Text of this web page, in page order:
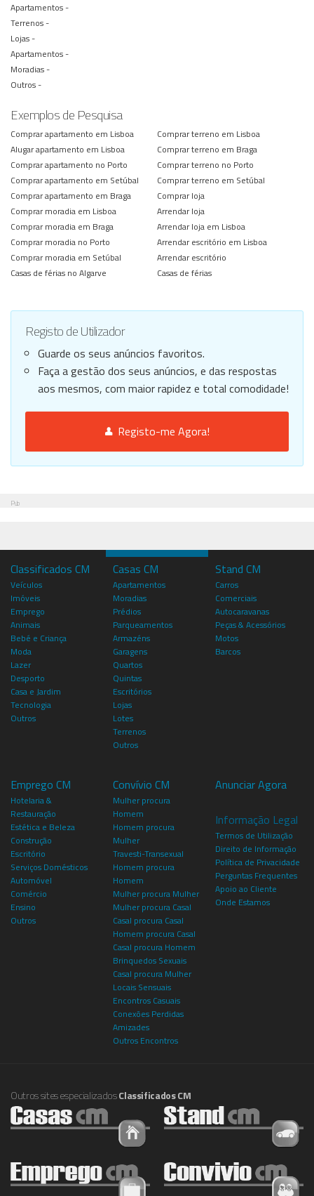
Apartamentos -
Terrenos -
Lojas -
Apartamentos -
Moradias -
Outros -
Exemplos de Pesquisa
Comprar apartamento em Lisboa
Alugar apartamento em Lisboa
Comprar apartamento no Porto
Comprar apartamento em Setúbal
Comprar apartamento em Braga
Comprar moradia em Lisboa
Comprar moradia em Braga
Comprar moradia no Porto
Comprar moradia em Setúbal
Casas de férias no Algarve
Comprar terreno em Lisboa
Comprar terreno em Braga
Comprar terreno no Porto
Comprar terreno em Setúbal
Comprar loja
Arrendar loja
Arrendar loja em Lisboa
Arrendar escritório em Lisboa
Arrendar escritório
Casas de férias
Registo de Utilizador
Guarde os seus anúncios favoritos.
Faça a gestão dos seus anúncios, e das respostas
aos mesmos, com maior rapidez e total comodidade!
Registo-me Agora!
Pub
Classificados CM
Veículos
Imóveis
Emprego
Animais
Bebé e Criança
Moda
Lazer
Desporto
Casa e Jardim
Tecnologia
Outros
Casas CM
Apartamentos
Moradias
Prédios
Parqueamentos
Armazéns
Garagens
Quartos
Quintas
Escritórios
Lojas
Lotes
Terrenos
Outros
Stand CM
Carros
Comerciais
Autocaravanas
Peças & Acessórios
Motos
Barcos
Emprego CM
Hotelaria &
Restauração
Estética e Beleza
Construção
Escritório
Serviços Domésticos
Automóvel
Comércio
Ensino
Outros
Convívio CM
Mulher procura
Homem
Homem procura
Mulher
Travesti-Transexual
Homem procura
Homem
Mulher procura Mulher
Mulher procura Casal
Casal procura Casal
Homem procura Casal
Casal procura Homem
Brinquedos Sexuais
Casal procura Mulher
Locais Sensuais
Encontros Casuais
Conexões Perdidas
Amizades
Outros Encontros
Anunciar Agora
Informação Legal
Termos de Utilização
Direito de Informação
Política de Privacidade
Perguntas Frequentes
Apoio ao Cliente
Onde Estamos
Outros sites especializadosClassificados CM